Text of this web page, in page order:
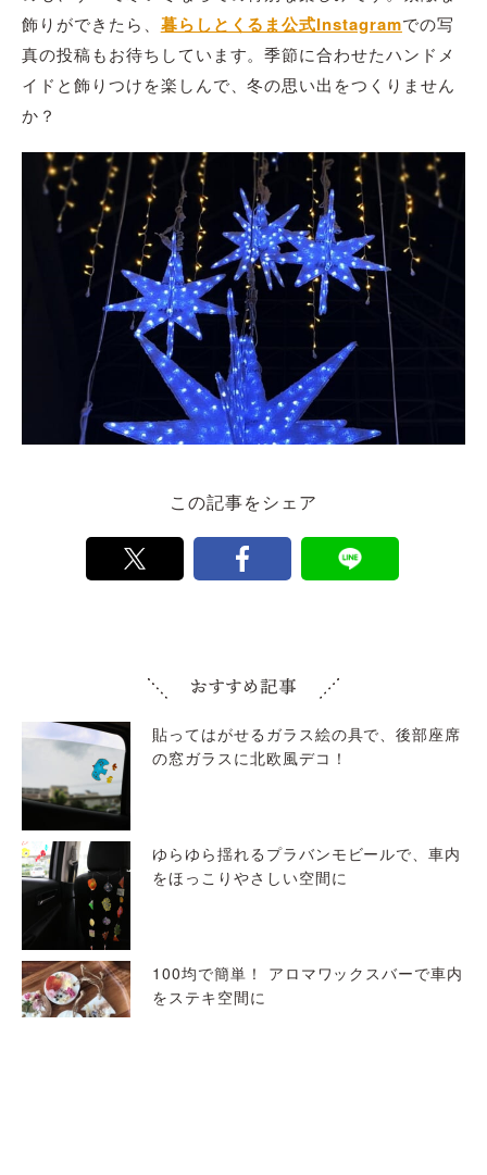
飾りができたら、 暮らしとくるま公式Instagramでの写
真の投稿もお待ちしています。季節に合わせたハンドメ
イドと飾りつけを楽しんで、冬の思い出をつくりません
か？
この記事をシェア
貼ってはがせるガラス絵の具で、後部座席
の窓ガラスに北欧風デコ！
ゆらゆら揺れるプラバンモビールで、車内
をほっこりやさしい空間に
100均で簡単！ アロマワックスバーで車内
をステキ空間に